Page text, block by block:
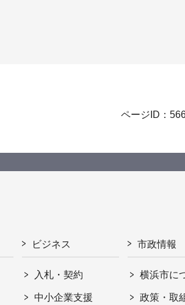
ページID：
ビジネス
入札・契約
中小企業支援
市政情報
横浜市に
政策・取